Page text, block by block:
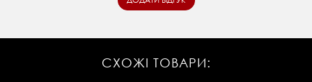
СХОЖІ ТОВАРИ: